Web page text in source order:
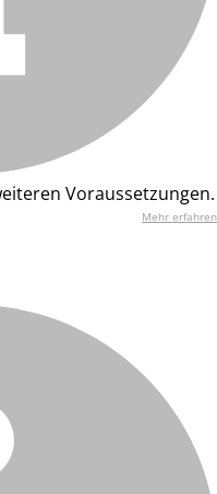
Voraussetzungen.
Mehr erfahren